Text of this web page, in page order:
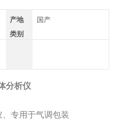
产地
类别
国产
分析仪
、专用于气调包装